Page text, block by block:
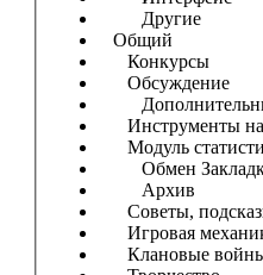
Другие
Общий
Конкурсы
Обсуждение
Инструменты на
Модуль
Обмен
Архив
Советы,
Игровая
Клановые